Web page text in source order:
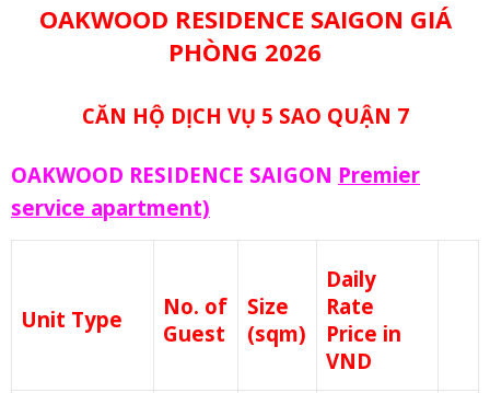
OAKWOOD RESIDENCE SAIGON GIÁ
PHÒNG 2026
CĂN HỘ DỊCH VỤ 5 SAO QUẬN 7
OAKWOOD RESIDENCE SAIGON Premier
service apartment)
Unit Type
No. of
Guest
Size
(sqm)
Daily
Rate
Price in
VND